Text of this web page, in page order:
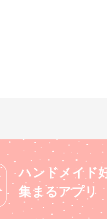
ハンドメイド
集まるアプリ